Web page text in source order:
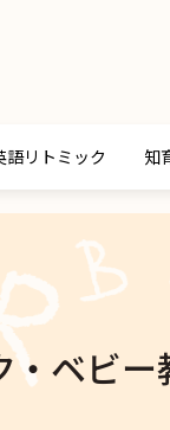
語リトミック 知
・ベビ